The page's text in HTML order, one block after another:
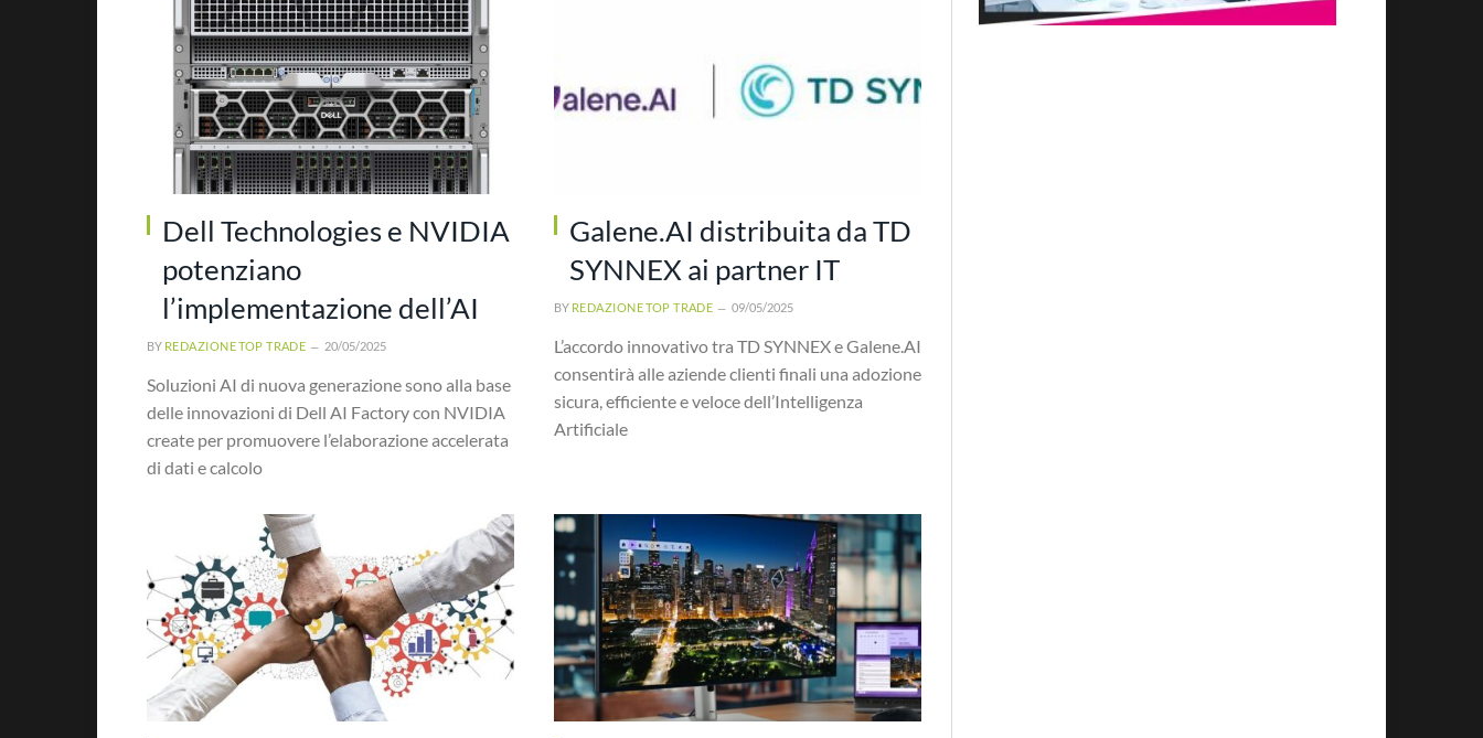
Dell Technologies e NVIDIA
potenziano
l’implementazione dell’AI
BY REDAZIONE TOP TRADE 20/05/2025
Soluzioni AI di nuova generazione sono alla base
delle innovazioni di Dell AI Factory con NVIDIA
create per promuovere l’elaborazione accelerata
di dati e calcolo
Galene.AI distribuita da TD
SYNNEX ai partner IT
BY REDAZIONE TOP TRADE 09/05/2025
L’accordo innovativo tra TD SYNNEX e Galene.AI
consentirà alle aziende clienti finali una adozione
sicura, efficiente e veloce dell’Intelligenza
Artificiale